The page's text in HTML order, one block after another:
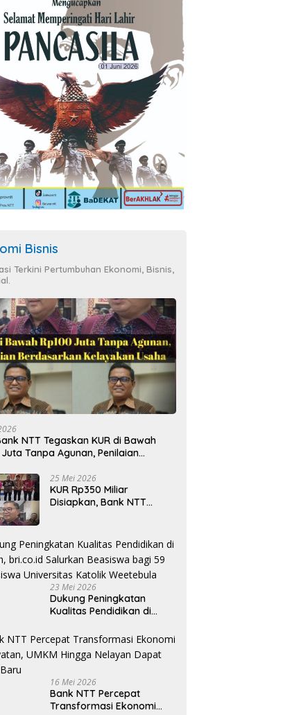
Bisnis
Terkini Pertumbuhan Ekonomi, Bisnis,
NTT Tegaskan KUR di Bawah
Juta Tanpa Agunan, Penilaian
25 Mei 2026
KUR Rp350 Miliar
Disiapkan, Bank NTT
23 Mei 2026
Dukung Peningkatan
Kualitas Pendidikan di
Beasiswa bagi 59
Mahasiswa Universitas
Katolik Weetebula
16 Mei 2026
Bank NTT Percepat
Transformasi Ekonomi